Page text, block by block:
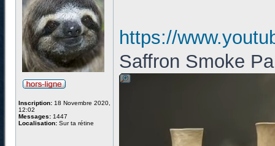
Inscription: 18 Novembre 2020,
12:02
Messages: 1447
Localisation: Sur ta rétine
https://
Saffron Smoke